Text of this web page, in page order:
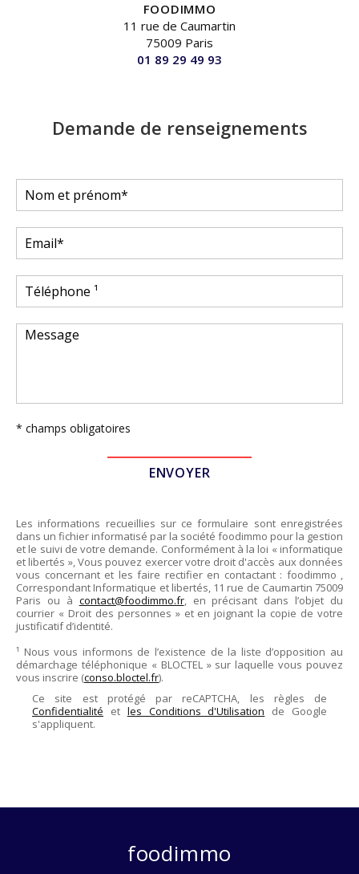
FOODIMMO
11 rue de Caumartin
75009 Paris
01 89 29 49 93
Demande de renseignements
* champs obligatoires
Les informations recueillies sur ce formulaire sont enregistrées
dans un fichier informatisé par la société foodimmo pour la gestion
et le suivi de votre demande. Conformément à la loi « informatique
et libertés », Vous pouvez exercer votre droit d'accès aux données
vous concernant et les faire rectifier en contactant : foodimmo ,
Correspondant Informatique et libertés, 11 rue de Caumartin 75009
Paris ou à contact@foodimmo.fr, en précisant dans l’objet du
courrier « Droit des personnes » et en joignant la copie de votre
justificatif d’identité.
¹ Nous vous informons de l’existence de la liste d’opposition au
démarchage téléphonique « BLOCTEL » sur laquelle vous pouvez
vous inscrire (conso.bloctel.fr).
Ce site est protégé par reCAPTCHA, les règles de
Confidentialité et les Conditions d'Utilisation de Google
s'appliquent.
foodimmo